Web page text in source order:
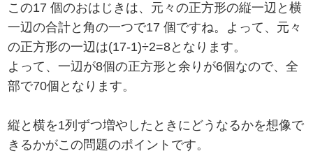
この17 個のおはじきは、元々の正方形の縦一辺と横
一辺の合計と角の一つで17 個ですね。よって、元々
の正方形の一辺は(17-1)÷2=8となります。
よって、一辺が8個の正方形と余りが6個なので、全
部で70個となります。
縦と横を1列ずつ増やしたときにどうなるかを想像で
きるかがこの問題のポイントです。